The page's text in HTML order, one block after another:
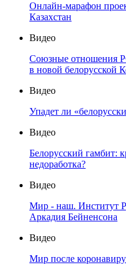
Онлайн-марафон
Казахстан
Видео
Союзные отношения
в новой белорусской
Видео
Упадет ли
Видео
Белорусский гамбит:
недоработка?
Видео
Мир - наш. Институт
Аркадия Бейненсона
Видео
Мир после